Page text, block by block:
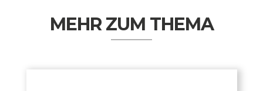
GESUNDHEITSWESEN
MEHR ZUM THEMA